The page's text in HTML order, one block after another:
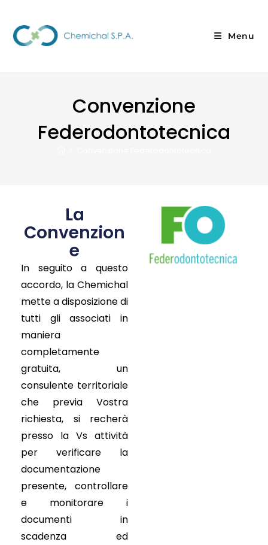
Menu
Convenzione
Federodontotecnica
La
Convenzion
e
In seguito a questo
accordo, la Chemichal
mette a disposizione di
tutti gli associati in
maniera
completamente
gratuita, un
consulente territoriale
che previa Vostra
richiesta, si recherà
presso la Vs attività
per verificare la
documentazione
presente, controllare
e monitorare i
documenti in
scadenza ed